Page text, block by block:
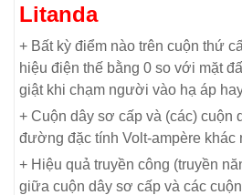
Litanda
+ Bất kỳ điểm nào trên cuộn thứ
hiệu điện thế bằng 0 so với mặt
giật khi chạm người vào hạ áp
+ Cuộn dây sơ cấp và (các) cuộn
đường đặc tính Volt-ampère khác
+ Hiệu quả truyền công (truyền
giữa cuộn dây sơ cấp và các